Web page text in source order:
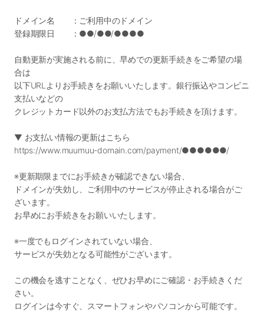
ドメイン名 ：ご利用中のドメイン
登録期限日 ：●●/●●/●●●●
自動更新が実施される前に、早めでの更新手続きをご希望の場
合は
以下URLよりお手続きをお願いいたします。銀行振込やコンビニ
支払いなどの
クレジットカード以外のお支払方法でもお手続きを頂けます。
▼ お支払い情報の更新はこちら
https://www.muumuu-domain.com/payment/●●●●●●/
※更新期限までにお手続きが確認できない場合、
ドメインが失効し、ご利用中のサービスが停止される場合がご
ざいます。
お早めにお手続きをお願いいたします。
※一度でもログインされていない場合、
サービスが失効となる可能性がございます。
この機会を逃すことなく、ぜひお早めにご確認・お手続きくだ
さい。
ログインは今すぐ、スマートフォンやパソコンから可能です。